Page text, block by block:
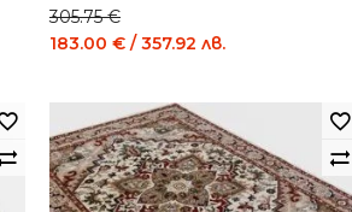
305.75€
Original
305.75 €
/
598.00
лв..
183.00 € / 357.92 лв.
/
357.92
лв..